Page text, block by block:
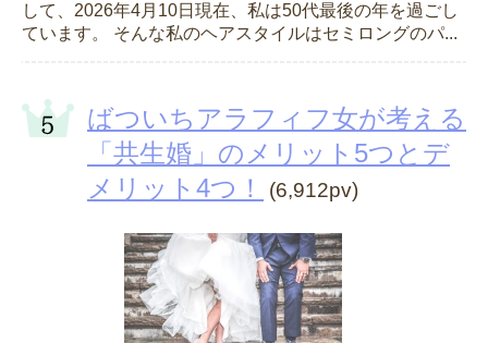
して、2026年4月10日現在、私は50代最後の年を過ごし
ています。 そんな私のヘアスタイルはセミロングのパ...
ばついちアラフィフ女が考える
「共生婚」のメリット5つとデ
メリット4つ！
(6,912pv)